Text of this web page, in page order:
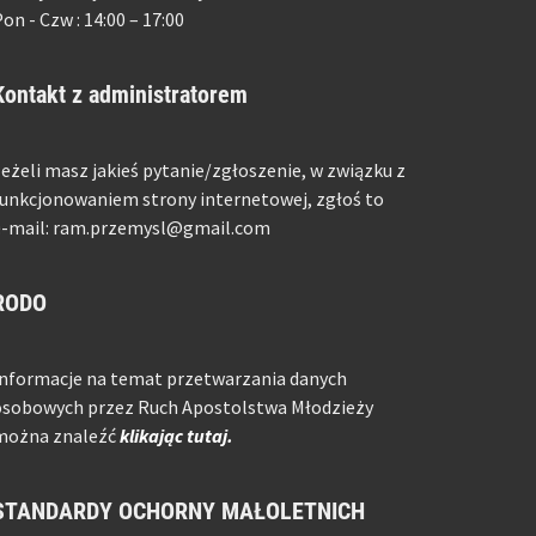
- Czw : 14:00 – 17:00
z administratorem
masz jakieś pytanie/zgłoszenie, w związku z
strony internetowej, zgłoś to
mail: ram.przemysl@gmail.com
na temat przetwarzania danych
przez Ruch Apostolstwa Młodzieży
znaleźćklikając tutaj.
OCHORNY MAŁOLETNICH